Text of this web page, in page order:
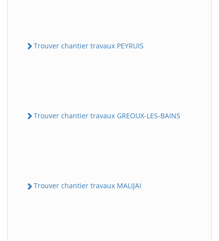
Trouver chantier travaux PEYRUIS
Trouver chantier travaux GREOUX-LES-BAINS
Trouver chantier travaux MALIJAI